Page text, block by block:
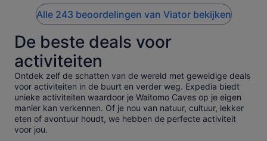
thousands of glowing glowworms felt like something out of
another world. Everything was so well-organized, and the
guides really went above and beyond to make the
experience fun, memorable, and comfortable for everyone in
the group. You can tell they genuinely love what they do. If
you're looking for a unique, adrenaline-filed adventure with
stunning natural beauty, this is an absolute must-do. Worth
every second - 5 stars all the way!!
Alle 243 beoordelingen van Viator bekijken
De beste deals voor
activiteiten
Ontdek zelf de schatten van de wereld met geweldige deals
voor activiteiten in de buurt en verder weg. Expedia biedt
unieke activiteiten waardoor je Waitomo Caves op je eigen
manier kan verkennen. Of je nou van natuur, cultuur, lekker
eten of avontuur houdt, we hebben de perfecte activiteit
voor jou.